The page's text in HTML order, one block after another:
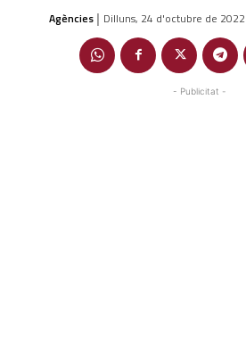
Agències | Dilluns, 24 d'octubre de 2022
- Publicitat -